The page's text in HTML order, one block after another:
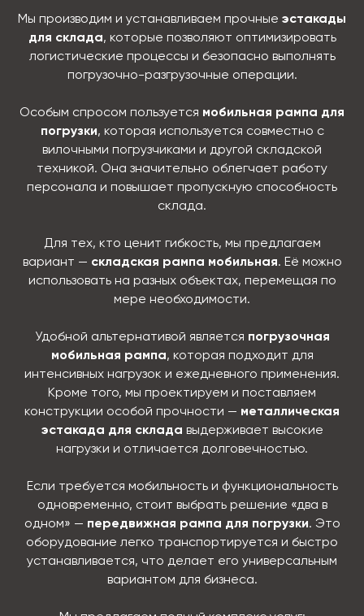
Мы производим и устанавливаем прочные эстакады
для склада, которые позволяют оптимизировать
логистические процессы и безопасно выполнять
погрузочно-разгрузочные операции.
Особым спросом пользуется мобильная рампа для
погрузки, которая используется совместно с
вилочными погрузчиками и другой складской
техникой. Она значительно облегчает работу
персонала и повышает пропускную способность
склада.
Для тех, кто ценит гибкость, мы предлагаем
вариант — складская рампа мобильная. Её можно
использовать на разных объектах, перемещая по
мере необходимости.
Удобной альтернативой является погрузочная
мобильная рампа, которая подходит для
интенсивных нагрузок и ежедневного применения.
Кроме того, мы проектируем и поставляем
конструкции особой прочности — металлическая
эстакада для склада выдерживает высокие
нагрузки и отличается долговечностью.
Если требуется мобильность и функциональность
одновременно, стоит выбрать решение «два в
одном» — передвижная рампа для погрузки. Это
оборудование легко транспортируется и быстро
устанавливается, что делает его универсальным
вариантом для бизнеса.